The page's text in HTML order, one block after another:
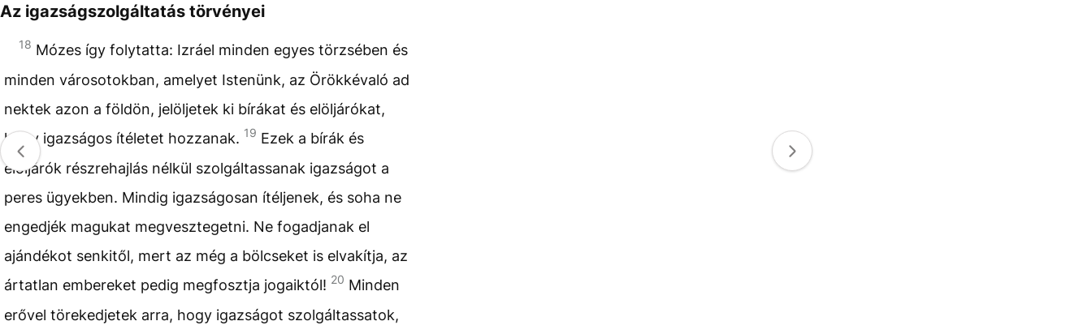
Az igazságszolgáltatás törvényei
18 Mózes így folytatta: Izráel minden egyes törzsében és
minden városotokban, amelyet Istenünk, az Örökkévaló ad
nektek azon a földön, jelöljetek ki bírákat és elöljárókat,
hogy igazságos ítéletet hozzanak. 19 Ezek a bírák és
elöljárók részrehajlás nélkül szolgáltassanak igazságot a
peres ügyekben. Mindig igazságosan ítéljenek, és soha ne
engedjék magukat megvesztegetni. Ne fogadjanak el
ajándékot senkitől, mert az még a bölcseket is elvakítja, az
ártatlan embereket pedig megfosztja jogaiktól! 20 Minden
erővel törekedjetek arra, hogy igazságot szolgáltassatok,